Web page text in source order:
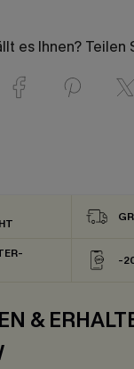
es Ihnen? Teilen
-
&